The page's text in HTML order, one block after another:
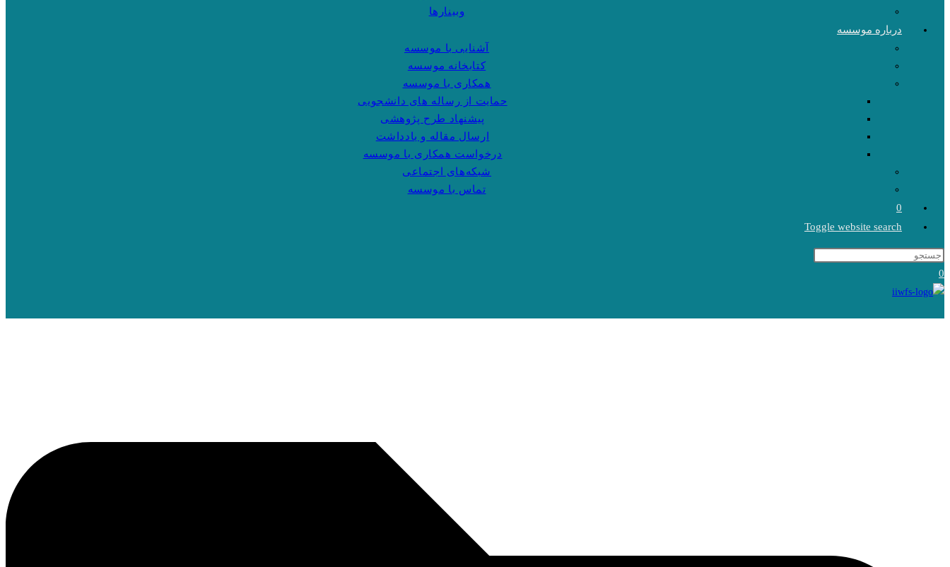
وبینارها
درباره موسسه
آشنایی با موسسه
کتابخانه موسسه
همکاری با موسسه
حمایت از رساله های دانشجویی
پیشنهاد طرح پژوهشی
ارسال مقاله و یادداشت
درخواست همکاری با موسسه
شبکه‌های اجتماعی
تماس با موسسه
0
Toggle website search
0